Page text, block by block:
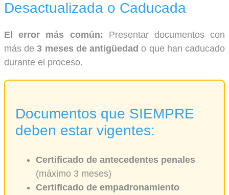
Desactualizada o Caducada
El error más común: Presentar documentos con
más de3 meses de antigüedad o que han caducado
durante el proceso.
Documentos que SIEMPRE
deben estar vigentes:
Certificado de antecedentes penales
(máximo 3 meses)
Certificado de empadronamiento